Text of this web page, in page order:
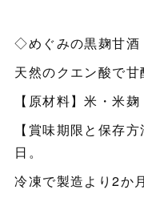
◇めぐみの黒麹甘
天然のクエン酸で甘
【原材料】米・米麹
【賞味期限と保存
日
冷凍で製造より2か月